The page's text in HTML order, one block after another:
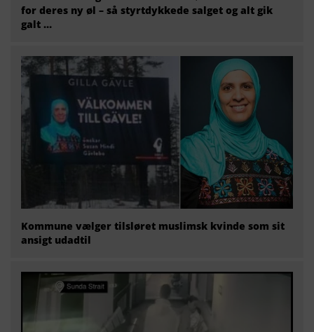
for deres ny øl – så styrtdykkede salget og alt gik
galt …
Kommune vælger tilsløret muslimsk kvinde som sit
ansigt udadtil